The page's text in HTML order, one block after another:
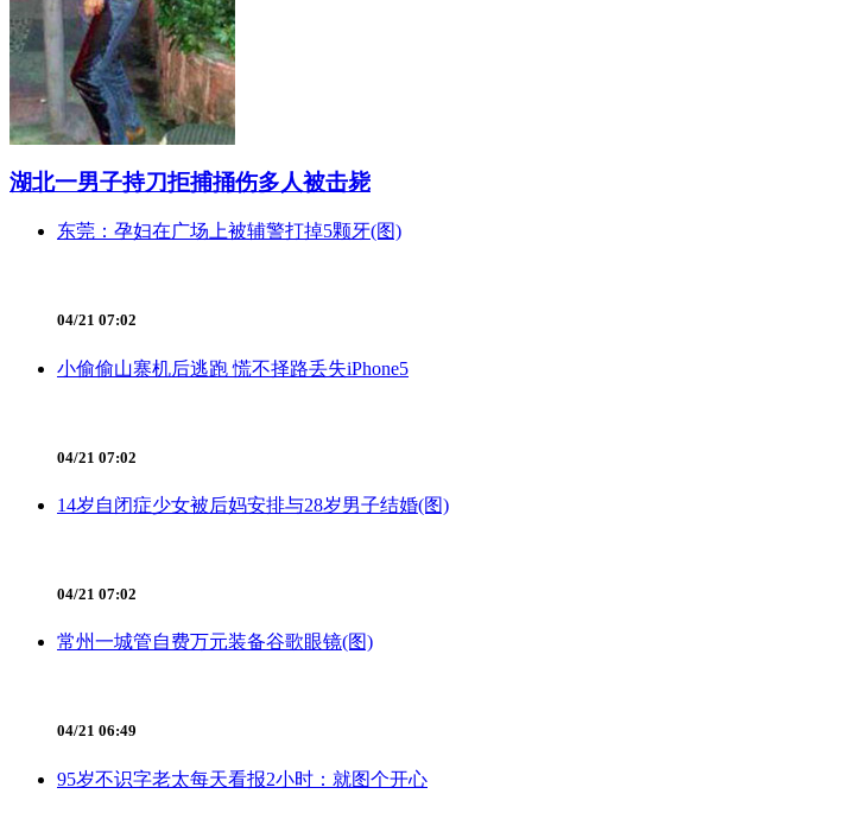
湖北一男子持刀拒捕捅伤多人被击毙
东莞：孕妇在广场上被辅警打掉5颗牙(图)
04/21 07:02
小偷偷山寨机后逃跑 慌不择路丢失iPhone5
04/21 07:02
14岁自闭症少女被后妈安排与28岁男子结婚(图)
04/21 07:02
常州一城管自费万元装备谷歌眼镜(图)
04/21 06:49
95岁不识字老太每天看报2小时：就图个开心